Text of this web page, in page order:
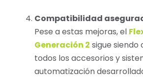
Compatibilidad
Pese a estas mejoras, el
Generación 2 sigue
todos los accesorios y
automatización